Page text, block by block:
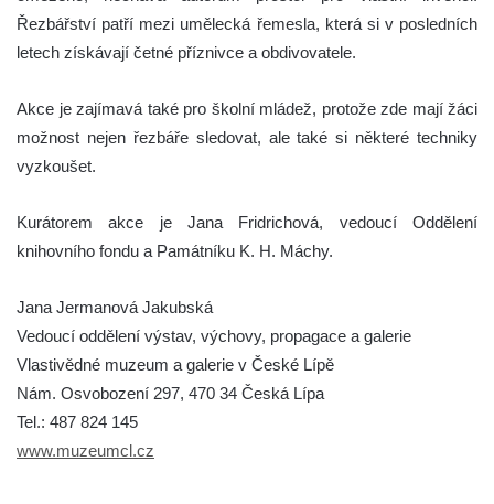
Řezbářství patří mezi umělecká řemesla, která si v posledních
letech získávají četné příznivce a obdivovatele.
Akce je zajímavá také pro školní mládež, protože zde mají žáci
možnost nejen řezbáře sledovat, ale také si některé techniky
vyzkoušet.
Kurátorem akce je Jana Fridrichová, vedoucí Oddělení
knihovního fondu a Památníku K. H. Máchy.
Jana Jermanová Jakubská
Vedoucí oddělení výstav, výchovy, propagace a galerie
Vlastivědné muzeum a galerie v České Lípě
Nám. Osvobození 297, 470 34 Česká Lípa
Tel.: 487 824 145
www.muzeumcl.cz